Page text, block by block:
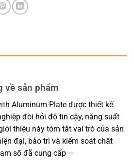
về sản phẩm
Aluminum-Plate được thiết kế
đòi hỏi độ tin cậy, năng suất
thiệu này tóm tắt vai trò của sản
đại, bảo trì và kiểm soát chất
số đã cung cấp —